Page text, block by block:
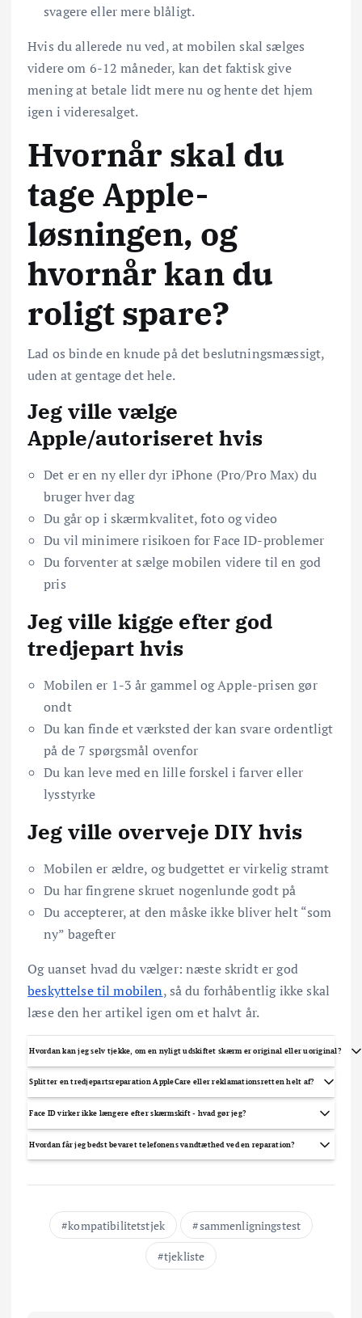
svagere eller mere blåligt.
Hvis du allerede nu ved, at mobilen skal sælges
videre om 6-12 måneder, kan det faktisk give
mening at betale lidt mere nu og hente det hjem
igen i videresalget.
Hvornår skal du
tage Apple-
løsningen, og
hvornår kan du
roligt spare?
Lad os binde en knude på det beslutningsmæssigt,
uden at gentage det hele.
Jeg ville vælge
Apple/autoriseret hvis
Det er en ny eller dyr iPhone (Pro/Pro Max) du
bruger hver dag
Du går op i skærmkvalitet, foto og video
Du vil minimere risikoen for Face ID-problemer
Du forventer at sælge mobilen videre til en god
pris
Jeg ville kigge efter god
tredjepart hvis
Mobilen er 1-3 år gammel og Apple-prisen gør
ondt
Du kan finde et værksted der kan svare ordentligt
på de 7 spørgsmål ovenfor
Du kan leve med en lille forskel i farver eller
lysstyrke
Jeg ville overveje DIY hvis
Mobilen er ældre, og budgettet er virkelig stramt
Du har fingrene skruet nogenlunde godt på
Du accepterer, at den måske ikke bliver helt “som
ny” bagefter
Og uanset hvad du vælger: næste skridt er god
beskyttelse til mobilen, så du forhåbentlig ikke skal
læse den her artikel igen om et halvt år.
Hvordan kan jeg selv tjekke, om en nyligt udskiftet skærm er original eller uoriginal?
iPhones viser en advarsel hvis dele ikke kan verificeres. Sammenlign også farve, lysstyrke og True Tone-
Splitter en tredjepartsreparation AppleCare eller reklamationsretten helt af?
ikke automatisk at du mister alle rettigheder i Danmark. Kræv altid skriftlig garanti fra værkstedet og
Face ID virker ikke længere efter skærmskift - hvad gør jeg?
tilbage. På nyere iPhones er frontkameraet og sensorer parret med telefonens logikplade, så kun Apple
Hvordan får jeg bedst bevaret telefonens vandtæthed ved en reparation?
trykprøver findes, men er ikke fuldstændig garanti for langtidstæthed.
kompatibilitetstjek
sammenligningstest
tjekliste